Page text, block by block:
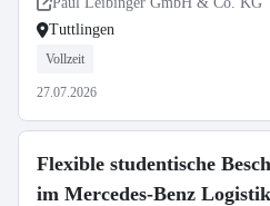
Tuttlingen
Vollzeit
27.07.2026
Flexible studentische
im Mercedes-Benz